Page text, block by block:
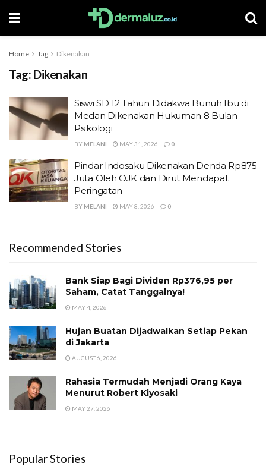
Home Tag Dikenakan
Tag: Dikenakan
Siswi SD 12 Tahun Didakwa Bunuh Ibu di
Medan Dikenakan Hukuman 8 Bulan
Psikologi
BY MELANI MAY 31, 2026 0
Pindar Indosaku Dikenakan Denda Rp875
Juta Oleh OJK dan Dirut Mendapat
Peringatan
BY MELANI MAY 8, 2026 0
Recommended Stories
Bank Siap Bagi Dividen Rp376,95 per
Saham, Catat Tanggalnya!
MAY 4, 2026
Hujan Buatan Dijadwalkan Setiap Pekan
di Jakarta
AUGUST 6, 2026
Rahasia Termudah Menjadi Orang Kaya
Menurut Robert Kiyosaki
MAY 27, 2026
Popular Stories